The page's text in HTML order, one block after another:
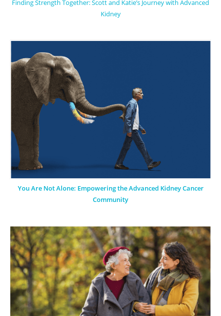
Finding Strength Together: Scott and Katie’s Journey with Advanced
Kidney
You Are Not Alone: Empowering the Advanced Kidney Cancer
Community